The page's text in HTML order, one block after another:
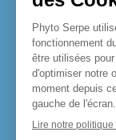
PhytoSerpe
Source :Courrier
Date :14/12/2015